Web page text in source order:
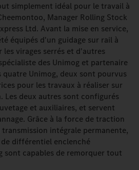
simplement idéal pour le travail à
Manager Rolling Stock
Ltd. Avant la mise en service,
équipés d'un guidage sur rail à
virages serrés et d'autres
des Unimog et partenaire
quatre Unimog, deux sont pourvus
pour les travaux à réaliser sur
Les deux autres sont configurés
et auxiliaires, et servent
Grâce à la force de traction
transmission intégrale permanente,
différentiel enclenché
sont capables de remorquer tout